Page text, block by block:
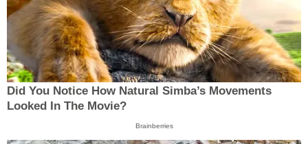
Did You Notice How Natural Simba’s Movements
Looked In The Movie?
Brainberries